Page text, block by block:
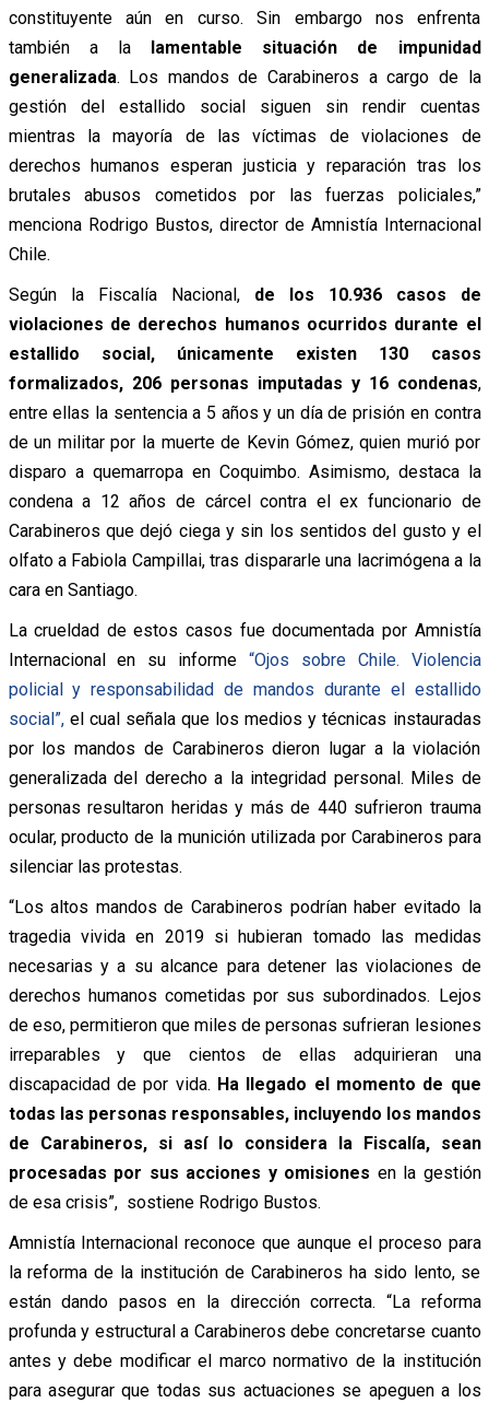
constituyente aún en curso. Sin embargo nos enfrenta
también a la lamentable situación de impunidad
generalizada. Los mandos de Carabineros a cargo de la
gestión del estallido social siguen sin rendir cuentas
mientras la mayoría de las víctimas de violaciones de
derechos humanos esperan justicia y reparación tras los
brutales abusos cometidos por las fuerzas policiales,”
menciona Rodrigo Bustos, director de Amnistía Internacional
Chile.
Según la Fiscalía Nacional, de los 10.936 casos de
violaciones de derechos humanos ocurridos durante el
estallido social, únicamente existen 130 casos
formalizados, 206 personas imputadas y 16 condenas,
entre ellas la sentencia a 5 años y un día de prisión en contra
de un militar por la muerte de Kevin Gómez, quien murió por
disparo a quemarropa en Coquimbo. Asimismo, destaca la
condena a 12 años de cárcel contra el ex funcionario de
Carabineros que dejó ciega y sin los sentidos del gusto y el
olfato a Fabiola Campillai, tras dispararle una lacrimógena a la
cara en Santiago.
La crueldad de estos casos fue documentada por Amnistía
Internacional en su informe “Ojos sobre Chile. Violencia
policial y responsabilidad de mandos durante el estallido
social”, el cual señala que los medios y técnicas instauradas
por los mandos de Carabineros dieron lugar a la violación
generalizada del derecho a la integridad personal. Miles de
personas resultaron heridas y más de 440 sufrieron trauma
ocular, producto de la munición utilizada por Carabineros para
silenciar las protestas.
“Los altos mandos de Carabineros podrían haber evitado la
tragedia vivida en 2019 si hubieran tomado las medidas
necesarias y a su alcance para detener las violaciones de
derechos humanos cometidas por sus subordinados. Lejos
de eso, permitieron que miles de personas sufrieran lesiones
irreparables y que cientos de ellas adquirieran una
discapacidad de por vida. Ha llegado el momento de que
todas las personas responsables, incluyendo los mandos
de Carabineros, si así lo considera la Fiscalía, sean
procesadas por sus acciones y omisiones en la gestión
de esa crisis”, sostiene Rodrigo Bustos.
Amnistía Internacional reconoce que aunque el proceso para
la reforma de la institución de Carabineros ha sido lento, se
están dando pasos en la dirección correcta. “La reforma
profunda y estructural a Carabineros debe concretarse cuanto
antes y debe modificar el marco normativo de la institución
para asegurar que todas sus actuaciones se apeguen a los